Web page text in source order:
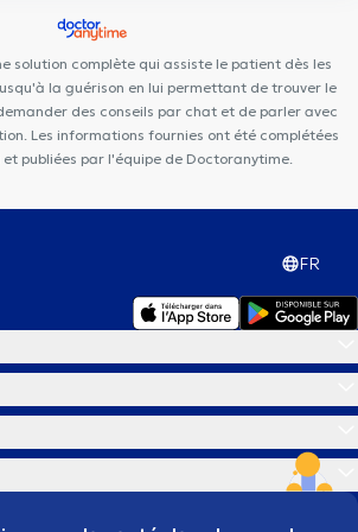
Centre Médical Medimolder
Ysis Dental
solution complète qui assiste le patient dès les
la guérison en lui permettant de trouver le
des conseils par chat et de parler avec
Les informations fournies ont été complétées
et publiées par l'équipe de Doctoranytime.
FR